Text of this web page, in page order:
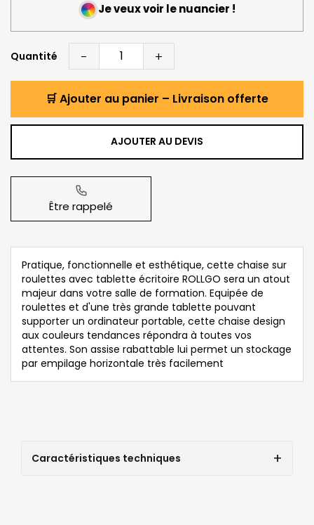
Je veux voir le nuancier !
Quantité - +
🛒 Ajouter au panier – Livraison offerte
AJOUTER AU DEVIS
Être rappelé
Pratique, fonctionnelle et esthétique, cette chaise sur
roulettes avec tablette écritoire ROLLGO sera un atout
majeur dans votre salle de formation. Equipée de
roulettes et d'une très grande tablette pouvant
supporter un ordinateur portable, cette chaise design
aux couleurs tendances répondra à toutes vos
attentes. Son assise rabattable lui permet un stockage
par empilage horizontale très facilement
Caractéristiques techniques